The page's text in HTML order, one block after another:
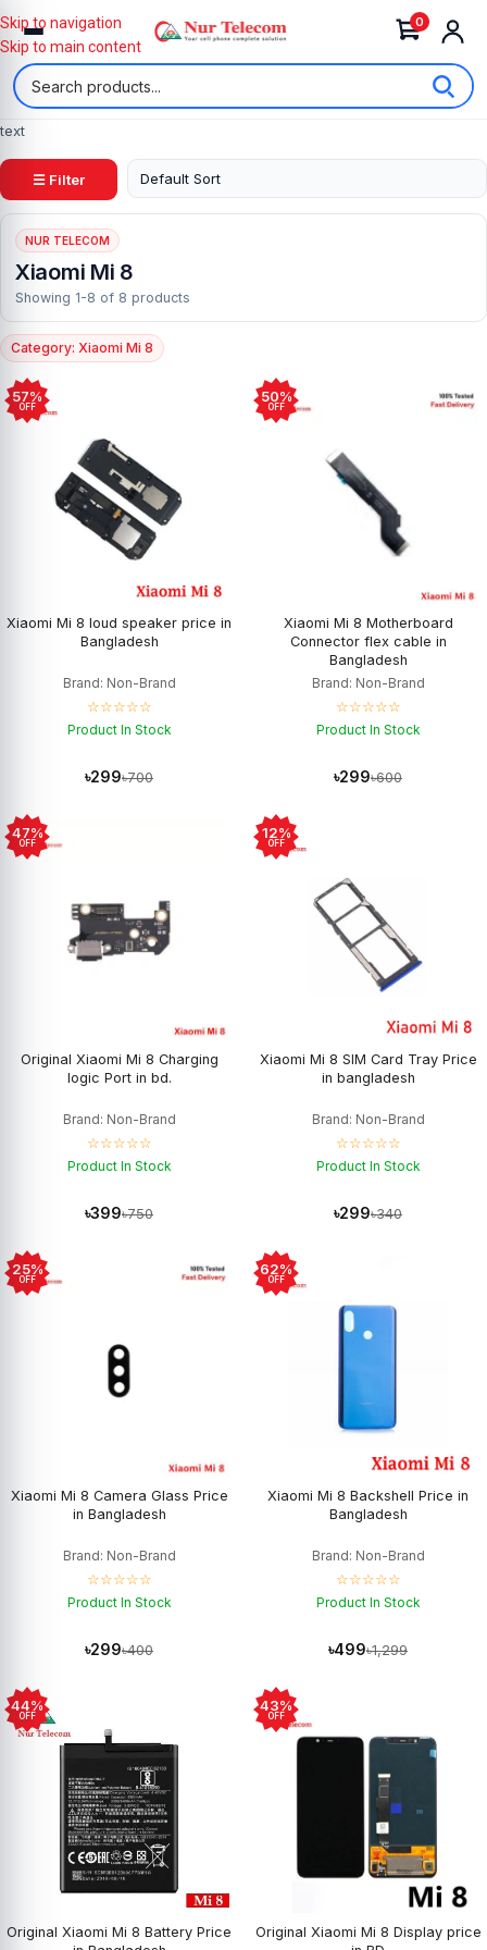
0
Skip to navigation
Skip to main content
text
☰ Filter
NUR TELECOM
Xiaomi Mi 8
Showing 1-8 of 8 products
Category: Xiaomi Mi 8
57%
OFF
Xiaomi Mi 8 loud speaker price in
Bangladesh
Brand: Non-Brand
☆☆☆☆☆
Product In Stock
৳299৳700
50%
OFF
Xiaomi Mi 8 Motherboard
Connector flex cable in
Bangladesh
Brand: Non-Brand
☆☆☆☆☆
Product In Stock
৳299৳600
47%
OFF
Original Xiaomi Mi 8 Charging
logic Port in bd.
Brand: Non-Brand
☆☆☆☆☆
Product In Stock
৳399৳750
12%
OFF
Xiaomi Mi 8 SIM Card Tray Price
in bangladesh
Brand: Non-Brand
☆☆☆☆☆
Product In Stock
৳299৳340
25%
OFF
Xiaomi Mi 8 Camera Glass Price
in Bangladesh
Brand: Non-Brand
☆☆☆☆☆
Product In Stock
৳299৳400
62%
OFF
Xiaomi Mi 8 Backshell Price in
Bangladesh
Brand: Non-Brand
☆☆☆☆☆
Product In Stock
৳499৳1,299
44%
OFF
Original Xiaomi Mi 8 Battery Price
43%
OFF
Original Xiaomi Mi 8 Display price